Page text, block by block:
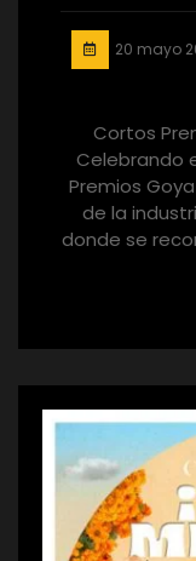
20 mayo
Cortos
Celebrando
Premios
de la
donde se